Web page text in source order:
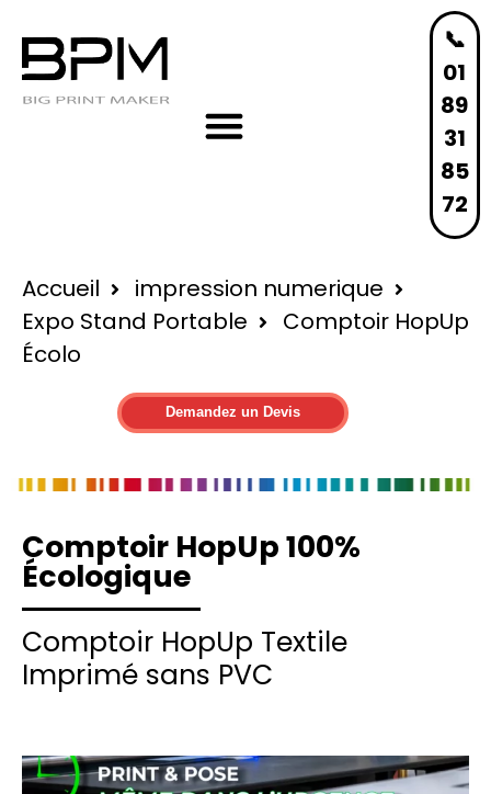
📞
01
89
31
85
72
Accueil
impression numerique
Expo Stand Portable
Comptoir HopUp
Écolo
Demandez un Devis
Comptoir HopUp 100%
Écologique
Comptoir HopUp Textile
Imprimé sans PVC